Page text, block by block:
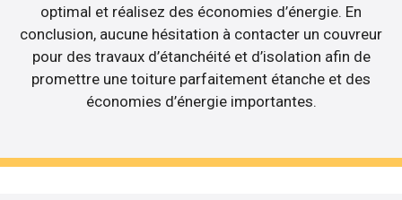
optimal et réalisez des économies d’énergie. En
conclusion, aucune hésitation à contacter un couvreur
pour des travaux d’étanchéité et d’isolation afin de
promettre une toiture parfaitement étanche et des
économies d’énergie importantes.